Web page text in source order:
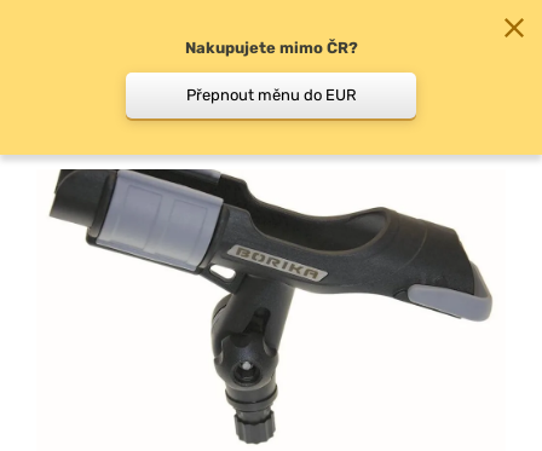
Příslušenství ke člunům
Nakupujete mimo ČR?
Přepnout měnu do EUR